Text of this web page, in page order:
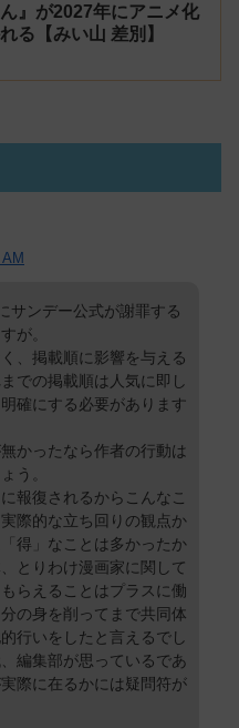
』が2027年にアニメ化
る【みい山 差別】
サンデー公式が謝罪する
が。
、掲載順に影響を与える
での掲載順は人気に即し
確にする必要があります
かったなら作者の行動は
う。
報復されるからこんなこ
際的な立ち回りの観点か
得」なことは多かったか
とりわけ漫画家に関して
らえることはプラスに働
の身を削ってまで共同体
行いをしたと言えるでし
編集部が思っているであ
際に在るかには疑問符が